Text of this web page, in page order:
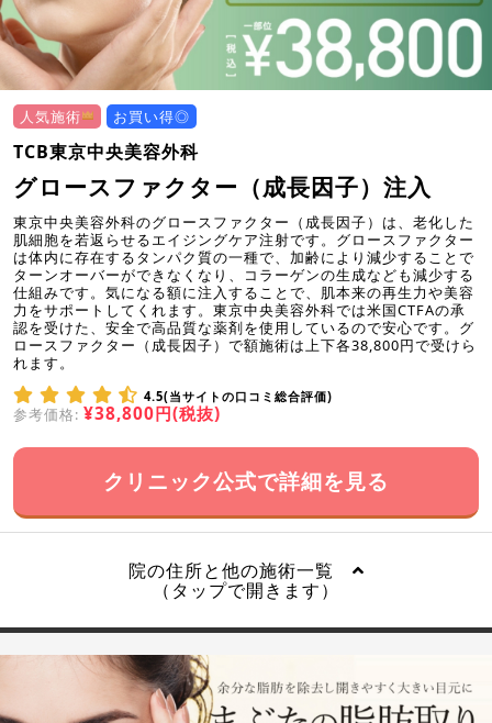
人気施術 お買い得◎
TCB東京中央美容外科
グロースファクター（成長因子）注入
東京中央美容外科のグロースファクター（成長因子）は、老化した
肌細胞を若返らせるエイジングケア注射です。グロースファクター
は体内に存在するタンパク質の一種で、加齢により減少することで
ターンオーバーができなくなり、コラーゲンの生成なども減少する
仕組みです。気になる額に注入することで、肌本来の再生力や美容
力をサポートしてくれます。東京中央美容外科では米国CTFAの承
認を受けた、安全で高品質な薬剤を使用しているので安心です。グ
ロースファクター（成長因子）で額施術は上下各38,800円で受けら
れます。
4.5(当サイトの口コミ総合評価)
参考価格: ¥38,800円(税抜)
クリニック公式で詳細を見る
院の住所と他の施術一覧
（タップで開きます）